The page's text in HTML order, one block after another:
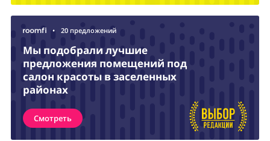
• 20 предложений
Мы подобрали лучшие
предложения помещений под
салон красоты в заселенных
районах
Смотреть